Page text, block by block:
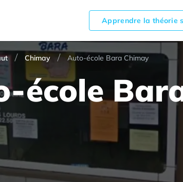
Apprendre la théorie
Chimay Auto-école Bara Chimay
école